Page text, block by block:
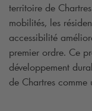
territoire de
mobilités, les
accessibilité
premier ordre. Ce
développement
de Chartres